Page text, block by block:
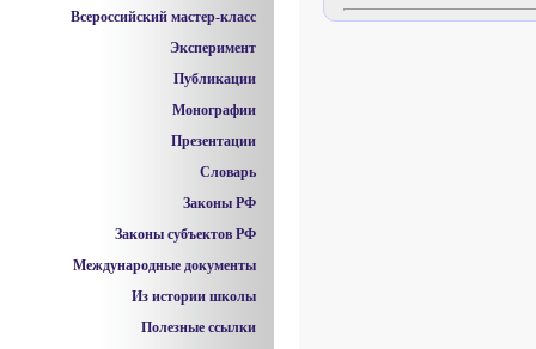
Всероссийский мастер-класс
Эксперимент
Публикации
Монографии
Презентации
Словарь
Законы РФ
Законы субъектов РФ
Международные документы
Из истории школы
Полезные ссылки